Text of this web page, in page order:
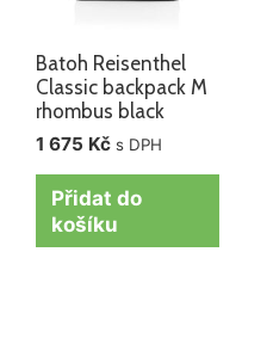
Batoh Reisenthel
Classic backpack M
rhombus black
1 675 Kč s DPH
Přidat do
košíku